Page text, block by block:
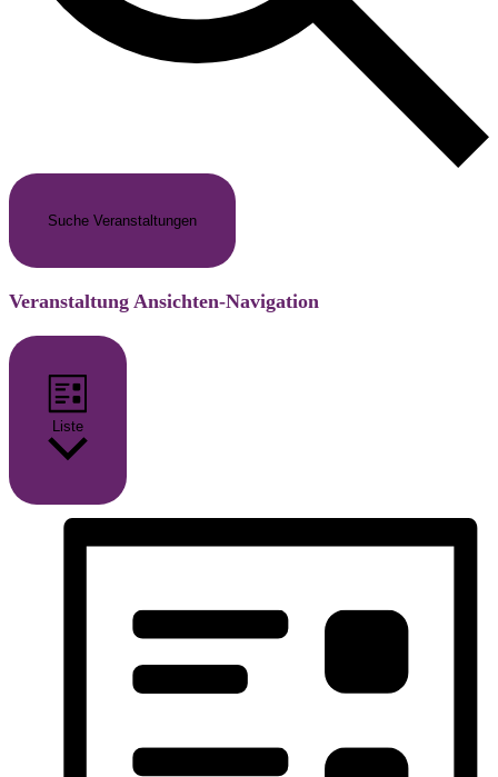
Suche Veranstaltungen
Veranstaltung Ansichten-Navigation
Liste